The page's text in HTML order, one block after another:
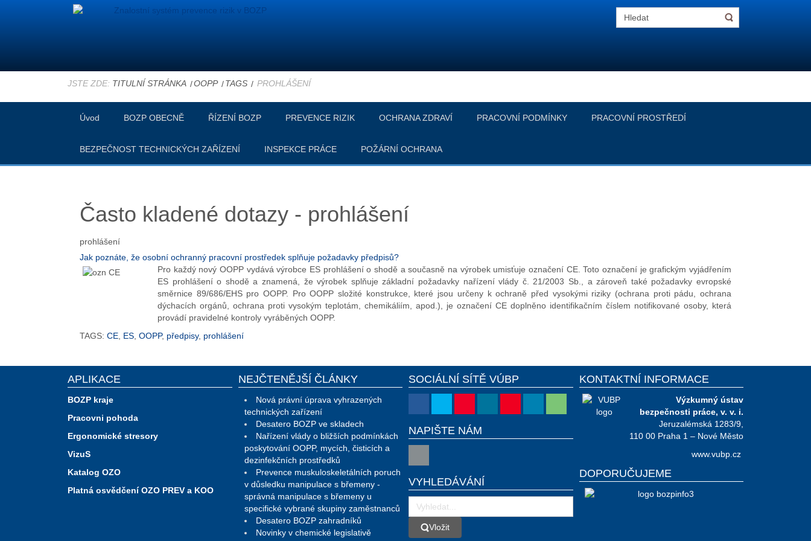
JSTE ZDE: TITULNÍ STRÁNKA OOPP TAGS PROHLÁŠENÍ
Úvod BOZP OBECNĚ ŘÍZENÍ BOZP PREVENCE RIZIK OCHRANA ZDRAVÍ PRACOVNÍ PODMÍNKY PRACOVNÍ PROSTŘEDÍ
BEZPEČNOST TECHNICKÝCH ZAŘÍZENÍ INSPEKCE PRÁCE POŽÁRNÍ OCHRANA
Často kladené dotazy - prohlášení
prohlášení
Jak poznáte, že osobní ochranný pracovní prostředek splňuje požadavky předpisů?
Pro každý nový OOPP vydává výrobce ES prohlášení o shodě a současně na výrobek umisťuje označení CE. Toto označení je grafickým vyjádřením
ES prohlášení o shodě a znamená, že výrobek splňuje základní požadavky nařízení vlády č. 21/2003 Sb., a zároveň také požadavky evropské
směrnice 89/686/EHS pro OOPP. Pro OOPP složité konstrukce, které jsou určeny k ochraně před vysokými riziky (ochrana proti pádu, ochrana
dýchacích orgánů, ochrana proti vysokým teplotám, chemikáliím, apod.), je označení CE doplněno identifikačním číslem notifikované osoby, která
provádí pravidelné kontroly vyráběných OOPP.
TAGS: CE ES OOPP, předpisy, prohlášení
APLIKACE
BOZP kraje
Pracovni pohoda
Ergonomické stresory
VizuS
Katalog OZO
Platná osvědčení OZO PREV a KOO
NEJČTENĚJŠÍ ČLÁNKY
Nová právní úprava vyhrazených
technických zařízení
Desatero BOZP ve skladech
Nařízení vlády o bližších podmínkách
poskytování OOPP, mycích, čisticích a
dezinfekčních prostředků
Prevence muskuloskeletálních poruch
v důsledku manipulace s břemeny -
správná manipulace s břemeny u
specifické vybrané skupiny zaměstnanců
Desatero BOZP zahradníků
Novinky v chemické legislativě
SOCIÁLNÍ SÍTĚ VÚBP
NAPIŠTE NÁM
VYHLEDÁVÁNÍ
VložitVložit
KONTAKTNÍ INFORMACE
Výzkumný ústav
bezpečnosti práce, v. v. i.
Jeruzalémská 1283/9,
110 00 Praha 1 – Nové Město
www.vubp.cz
DOPORUČUJEME